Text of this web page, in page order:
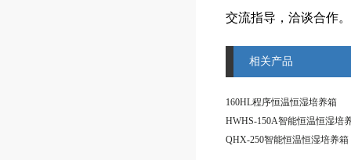
交流指导，洽谈合作
相关产品
160HL程序恒温恒湿培养箱
HWHS-150A智能恒温恒湿培
QHX-250智能恒温恒湿培养箱